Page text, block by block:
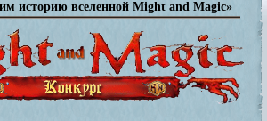
историю вселенной Might and Magic»